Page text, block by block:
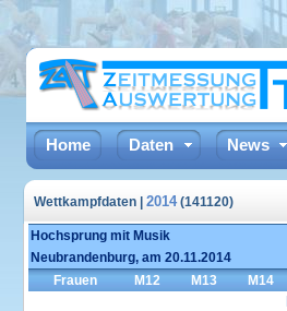
Home Daten News
Wettkampfdaten | 2014(141120)
Hochsprung mit Musik
Neubrandenburg, am 20.11.2014
Frauen
M12 M13 M14